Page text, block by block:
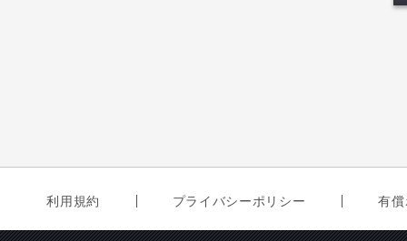
利用規約 プライバシーポリシー 有